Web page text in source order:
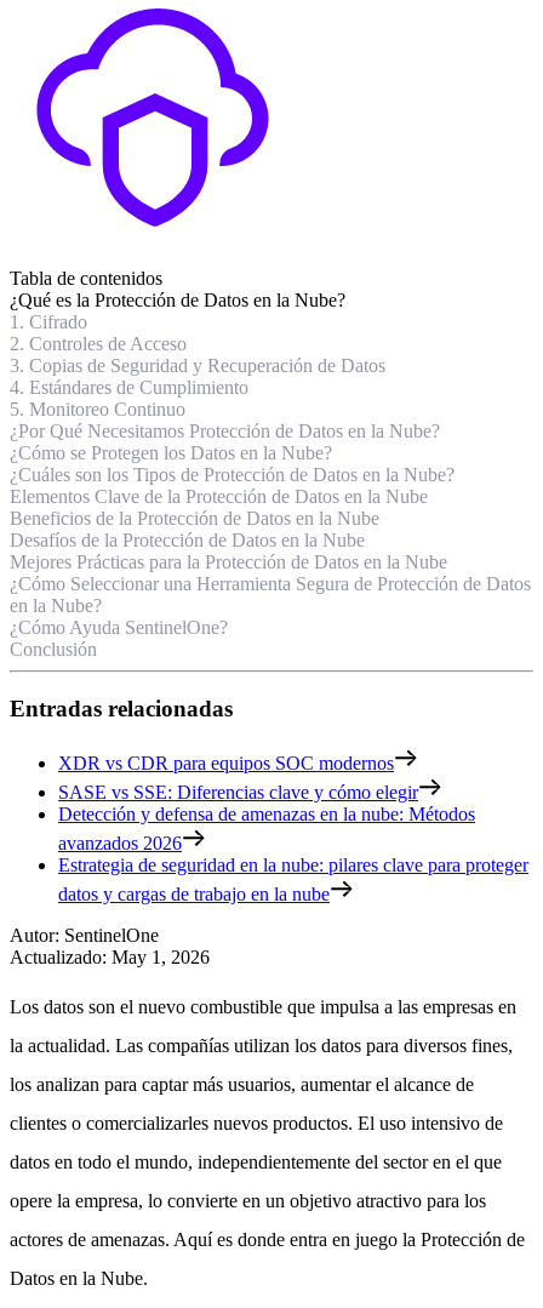
Tabla de contenidos
¿Qué es la Protección de Datos en la Nube?
1. Cifrado
2. Controles de Acceso
3. Copias de Seguridad y Recuperación de Datos
4. Estándares de Cumplimiento
5. Monitoreo Continuo
¿Por Qué Necesitamos Protección de Datos en la Nube?
¿Cómo se Protegen los Datos en la Nube?
¿Cuáles son los Tipos de Protección de Datos en la Nube?
Elementos Clave de la Protección de Datos en la Nube
Beneficios de la Protección de Datos en la Nube
Desafíos de la Protección de Datos en la Nube
Mejores Prácticas para la Protección de Datos en la Nube
¿Cómo Seleccionar una Herramienta Segura de Protección de Datos
en la Nube?
¿Cómo Ayuda SentinelOne?
Conclusión
Entradas relacionadas
XDR vs CDR para equipos SOC modernos
SASE vs SSE: Diferencias clave y cómo elegir
Detección y defensa de amenazas en la nube: Métodos
avanzados 2026
Estrategia de seguridad en la nube: pilares clave para proteger
datos y cargas de trabajo en la nube
Autor: SentinelOne
Actualizado: May 1, 2026
Los datos son el nuevo combustible que impulsa a las empresas en
la actualidad. Las compañías utilizan los datos para diversos fines,
los analizan para captar más usuarios, aumentar el alcance de
clientes o comercializarles nuevos productos. El uso intensivo de
datos en todo el mundo, independientemente del sector en el que
opere la empresa, lo convierte en un objetivo atractivo para los
actores de amenazas. Aquí es donde entra en juego la Protección de
Datos en la Nube.